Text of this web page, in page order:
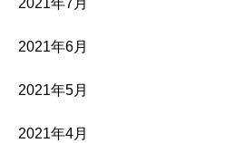
2021年7月
2021年6月
2021年5月
2021年4月